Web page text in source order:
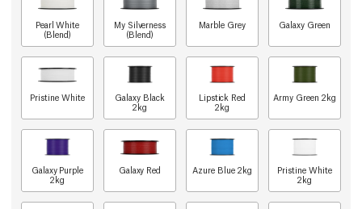
Pearl White
(Blend)
My Silverness
(Blend)
Marble Grey Galaxy Green
Pristine White
Galaxy Black
2kg
Lipstick Red
2kg
Army Green 2kg
Galaxy Purple
2kg
Galaxy Red Azure Blue 2kg
Pristine White
2kg